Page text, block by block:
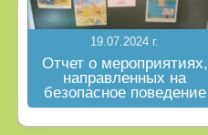
19.07.2024 г.
Отчет о мероприятиях,
направленных на
безопасное поведение
на водных объектах в
летний период